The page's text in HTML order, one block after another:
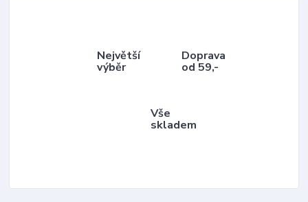
Největší
výběr
Doprava
od 59,-
Vše
skladem